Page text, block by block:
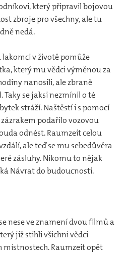
který připravil bojovou
zbroje pro všechny, ale tu
nedá.
v životě pomůže
který mu vědci výměnou za
nanosili, ale zbraně
se jaksi nezmínil o té
stráží. Naštěstí i s pomocí
podařilo vozovou
odnést. Raumzeit celou
ale teď se mu sebedůvěra
zásluhy. Nikomu to nějak
Návrat do budoucnosti.
nese ve znamení dvou filmů a
již stihli všichni vědci
Raumzeit opět